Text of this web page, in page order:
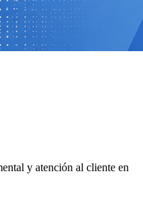
y atención al cliente en